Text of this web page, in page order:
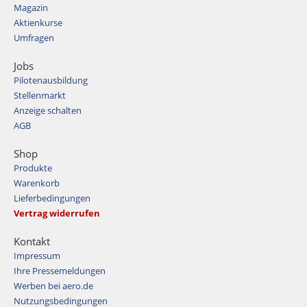
Magazin
Aktienkurse
Umfragen
Jobs
Pilotenausbildung
Stellenmarkt
Anzeige schalten
AGB
Shop
Produkte
Warenkorb
Lieferbedingungen
Vertrag widerrufen
Kontakt
Impressum
Ihre Pressemeldungen
Werben bei aero.de
Nutzungsbedingungen